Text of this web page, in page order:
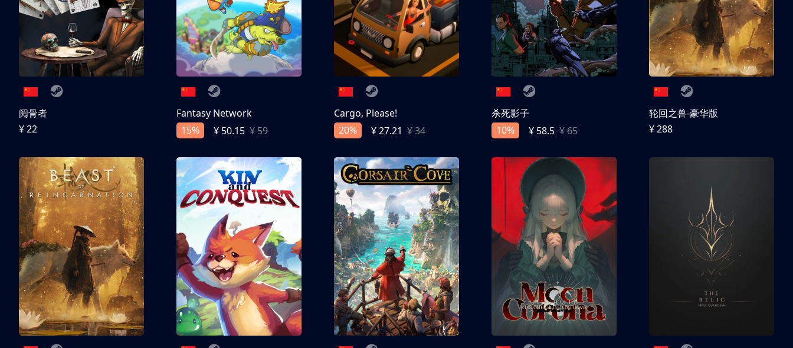
阅骨者
¥ 22
Fantasy Network
15%
¥ 50.15 ¥ 59
Cargo, Please!
20%
¥ 27.21 ¥ 34
杀死影子
10%
¥ 58.5 ¥ 65
轮回之兽-豪华版
¥ 288